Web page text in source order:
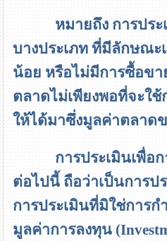
หมายถึง การประเ
บางประเภท ที่มีลักษณะ
น้อย หรือไม่มีการซื้อข
ตลาดไม่เพียงพอที่จะใช้
ให้ได้มาซึ่งมูลค่าตลาด
การประเมินเพื่อก
ต่อไปนี้ ถือว่าเป็นการ
การประเมินที่มิใช่การ
มูลค่าการลงทุน